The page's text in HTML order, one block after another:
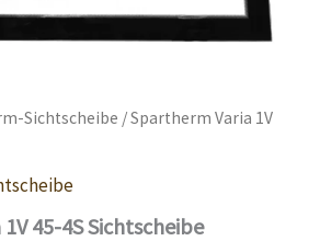
Sichtscheibe / Spartherm Varia 1V
45-4S Sichtscheibe